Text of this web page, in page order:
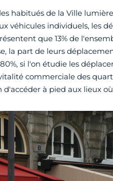
habitués de la Ville
véhicules individuels, les
que 13% de
la part de leurs
si l'on étudie les
commerciale des
à pied aux lieux où